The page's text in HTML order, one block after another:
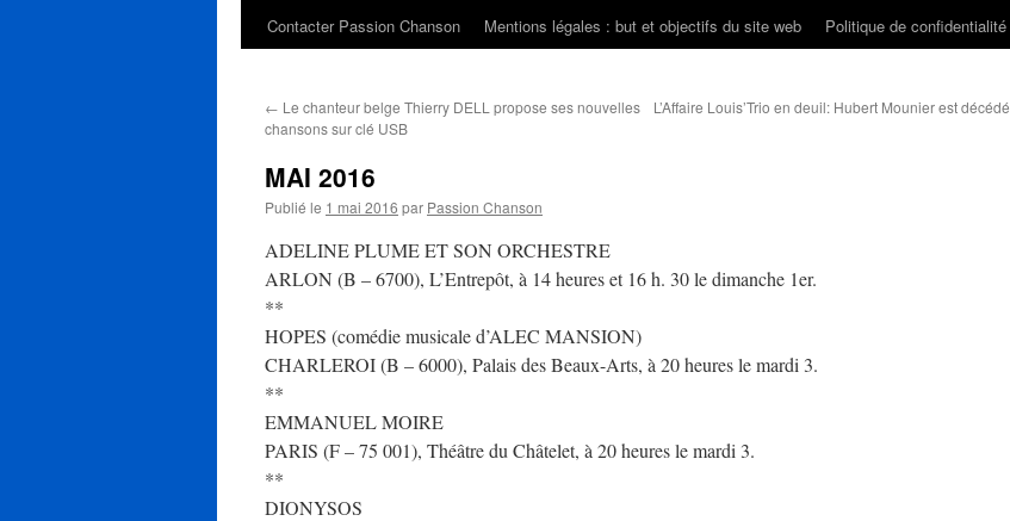
Contacter Passion Chanson
Mentions légales : but et objectifs du site web Politique de confidentialité
← Le chanteur belge Thierry DELL propose ses nouvelles
chansons sur clé USB
L’Affaire Louis’Trio en deuil: Hubert Mounier est décédé
MAI 2016
Publié le 1 mai 2016 par Passion Chanson
ADELINE PLUME ET SON ORCHESTRE
ARLON (B – 6700), L’Entrepôt, à 14 heures et 16 h. 30 le dimanche 1er.
**
HOPES (comédie musicale d’ALEC MANSION)
CHARLEROI (B – 6000), Palais des Beaux-Arts, à 20 heures le mardi 3.
**
EMMANUEL MOIRE
PARIS (F – 75 001), Théâtre du Châtelet, à 20 heures le mardi 3.
**
DIONYSOS